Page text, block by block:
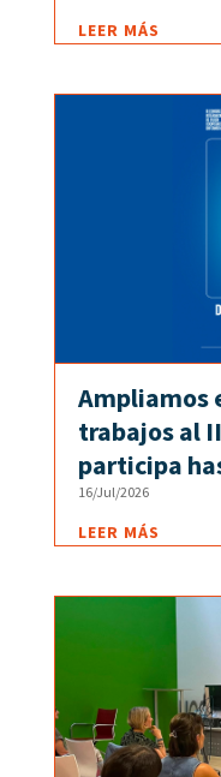
LEER MÁS
Ampliamos
trabajos al
participa
16/Jul/2026
LEER MÁS